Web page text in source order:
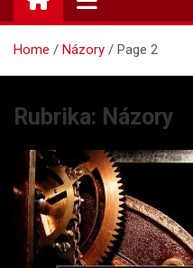
Home Názory Page 2
Rubrika: Názory